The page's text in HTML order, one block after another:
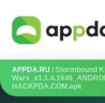
APPDA.RU / Stormbound
HACKPDA.COM.apk